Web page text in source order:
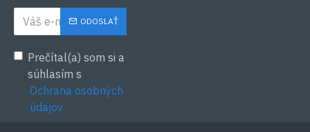
ODOSLAŤ
Prečítal(a) som si a
súhlasím s
Ochrana osobných
údajov